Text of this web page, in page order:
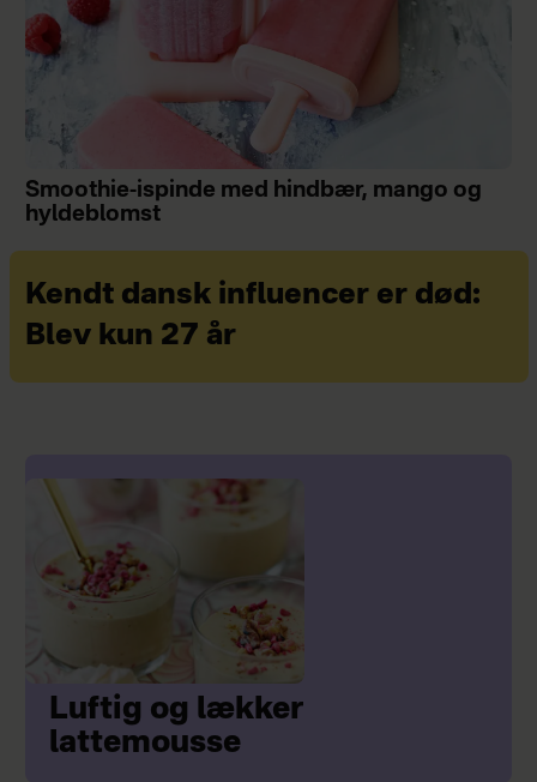
Smoothie-ispinde med hindbær, mango og
hyldeblomst
Kendt dansk influencer er død:
Blev kun 27 år
Luftig og lækker
lattemousse